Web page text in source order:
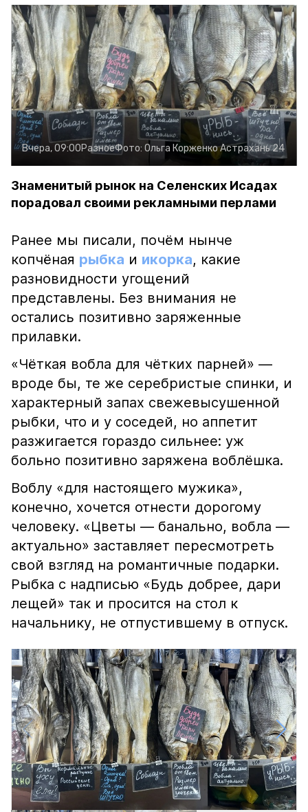
Вчера, 09:00РазноеФото: Ольга КорженкоАстрахань 24
Знаменитый рынок на Селенских Исадах
порадовал своими рекламными перлами
Ранее мы писали, почём нынче
копчёная рыбка и икорка, какие
разновидности угощений
представлены. Без внимания не
остались позитивно заряженные
прилавки.
«Чёткая вобла для чётких парней» —
вроде бы, те же серебристые спинки, и
характерный запах свежевысушенной
рыбки, что и у соседей, но аппетит
разжигается гораздо сильнее: уж
больно позитивно заряжена воблёшка.
Воблу «для настоящего мужика»,
конечно, хочется отнести дорогому
человеку. «Цветы — банально, вобла —
актуально» заставляет пересмотреть
свой взгляд на романтичные подарки.
Рыбка с надписью «Будь добрее, дари
лещей» так и просится на стол к
начальнику, не отпустившему в отпуск.